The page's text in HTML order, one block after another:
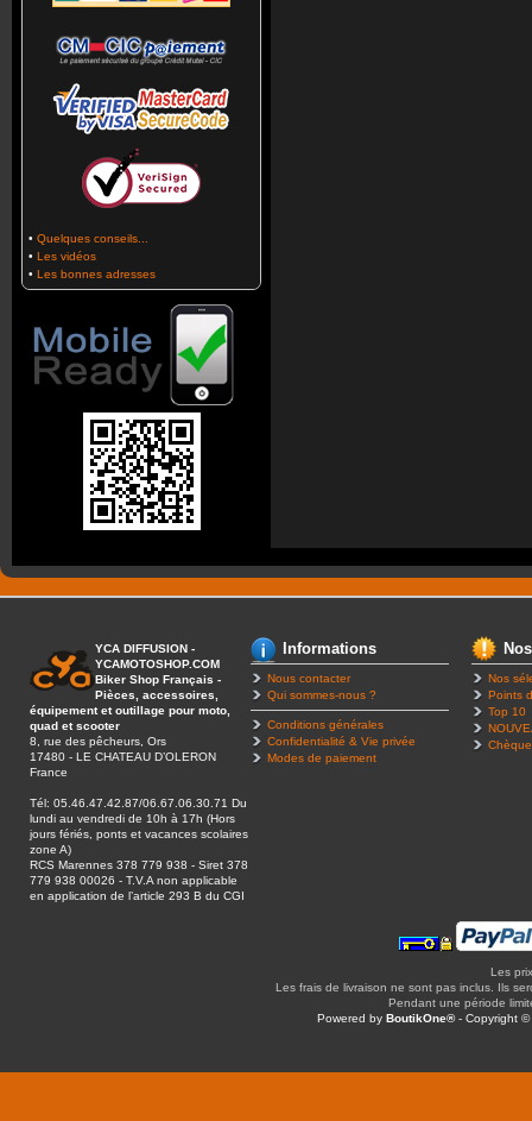
• Quelques conseils...
• Les vidéos
• Les bonnes adresses
YCA DIFFUSION -
YCAMOTOSHOP.COM
Biker Shop Français -
Pièces, accessoires,
équipement et outillage pour moto,
quad et scooter
8, rue des pêcheurs, Ors
17480 - LE CHATEAU D’OLERON
France
Tél: 05.46.47.42.87/06.67.06.30.71 Du
lundi au vendredi de 10h à 17h (Hors
jours fériés, ponts et vacances scolaires
zone A)
RCS Marennes 378 779 938 - Siret 378
779 938 00026 - T.V.A non applicable
en application de l’article 293 B du CGI
Informations
Nous contacter
Qui sommes-nous ?
Conditions générales
Confidentialité & Vie privée
Modes de paiement
Nos
Points
Top 10
Les
Les frais de livraison ne sont pas inclus. Ils
Pendant une période
Powered byBoutikOne®- Copyright ©